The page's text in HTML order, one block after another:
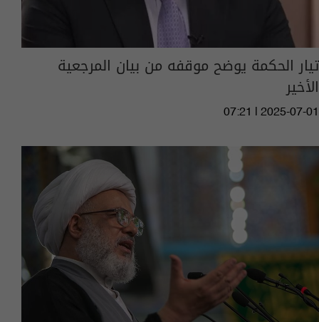
تيار الحكمة يوضح موقفه من بيان المرجعية
الأخير
07:21 | 2025-07-01